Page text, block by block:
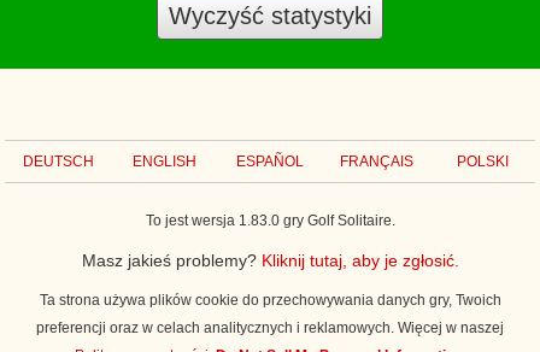
Wyczyść statystyki
DEUTSCH ENGLISH ESPAÑOL FRANÇAIS POLSKI
To jest wersja 1.83.0 gry Golf Solitaire.
Masz jakieś problemy? Kliknij tutaj, aby je zgłosić.
Ta strona używa plików cookie do przechowywania danych gry, Twoich
preferencji oraz w celach analitycznych i reklamowych. Więcej w naszej